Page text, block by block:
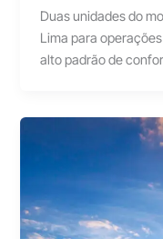
Duas unidades do
Lima para
alto padrão de